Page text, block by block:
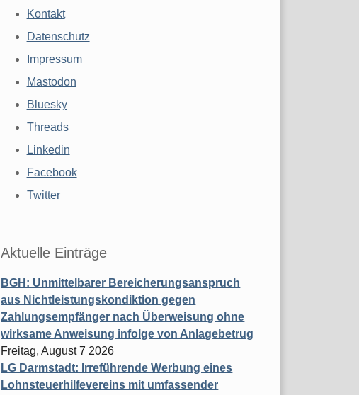
Kontakt
Datenschutz
Impressum
Mastodon
Bluesky
Threads
Linkedin
Facebook
Twitter
Aktuelle Einträge
BGH: Unmittelbarer Bereicherungsanspruch
aus Nichtleistungskondiktion gegen
Zahlungsempfänger nach Überweisung ohne
wirksame Anweisung infolge von Anlagebetrug
Freitag, August 7 2026
LG Darmstadt: Irreführende Werbung eines
Lohnsteuerhilfevereins mit umfassender